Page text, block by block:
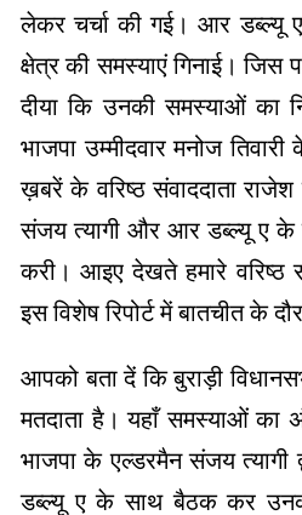
लेकर चर्चा की गई। आर डब्ल्यू
क्षेत्र की समस्याएं गिनाई।
दीया कि उनकी समस्याओं का
भाजपा उम्मीदवार मनोज
ख़बरें के वरिष्ठ संवाददाता
संजय त्यागी और आर डब्ल्यू ए के
करी। आइए देखते हमारे वरिष्ठ
इस विशेष रिपोर्ट में बातचीत के
आपको बता दें कि बुराड़ी
मतदाता है। यहाँ समस्याओं का
भाजपा के एल्डरमैन संजय त्यागी
डब्ल्यू ए के साथ बैठक कर